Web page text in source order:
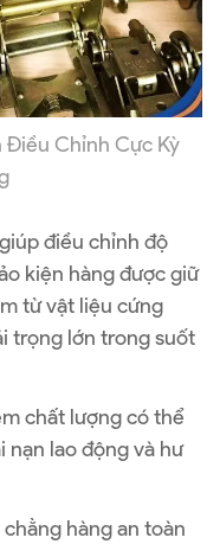
Điều Chỉnh Cực Kỳ
điều chỉnh độ
kiện hàng được giữ
từ vật liệu cứng
trọng lớn trong suốt
chất lượng có thể
nạn lao động và hư
hàng an toàn